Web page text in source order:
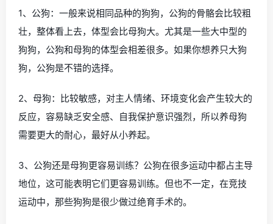
1、公狗：一般来说相同品种的狗狗，公狗的骨骼会比较粗
壮，整体看上去，体型会比母狗大。尤其是一些大中型的
狗狗，公狗和母狗的体型会相差很多。如果你想养只大狗
狗，公狗是不错的选择。
2、母狗：比较敏感，对主人情绪、环境变化会产生较大的
反应，容易缺乏安全感、自我保护意识强烈，所以养母狗
需要更大的耐心，最好从小养起。
3、公狗还是母狗更容易训练？公狗在很多运动中都占主导
地位，这可能表明它们更容易训练。但也不一定，在竞技
运动中，那些狗狗是很少做过绝育手术的。